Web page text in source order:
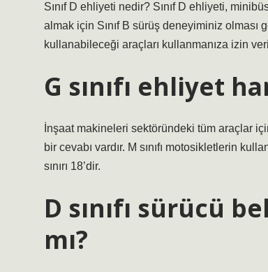
Sınıf D ehliyeti nedir? Sınıf D ehliyeti,
almak için Sınıf B sürüş deneyiminiz olması
kullanabileceği araçları kullanmanıza izin
G sınıfı ehliyet
İnşaat makineleri sektöründeki tüm araçlar
bir cevabı vardır. M sınıfı motosikletlerin
sınırı 18’dir.
D sınıfı sürücü
mı?